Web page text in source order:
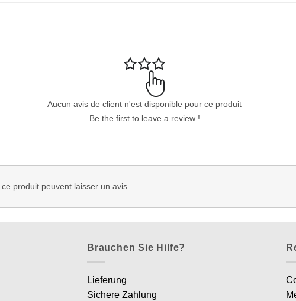
Aucun avis de client n'est disponible pour ce produit
Be the first to leave a review !
produit peuvent laisser un avis.
Brauchen Sie Hilfe?
Lieferung
Sichere Zahlung